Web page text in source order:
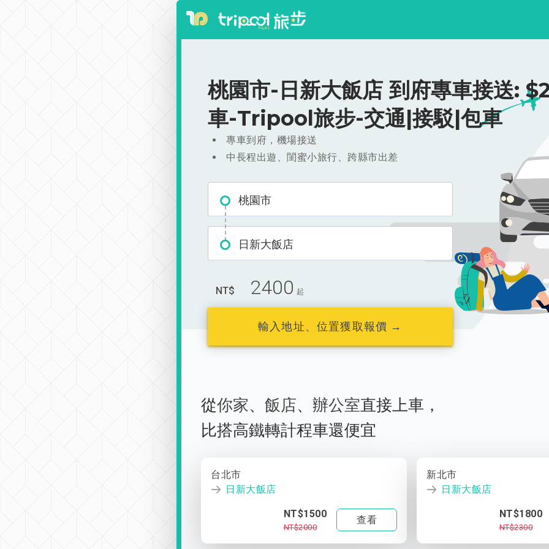
桃園市-日新大飯店 到府專車接送:
車-Tripool旅步-交通|接駁|包車
專車到府，機場接送
中長程出遊、閨蜜小旅行、跨縣市出差
桃園市
日新大飯店
NT$ 2400 起
輸入地址、位置獲取報價 →
從你家、 飯店、 辦公室直接上車，
比搭高鐵轉計程車還便宜
台北市
日新大飯店
NT$1500
NT$2000
查看
新北市
日新大飯店
NT$1800
NT$2300